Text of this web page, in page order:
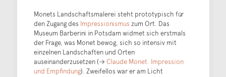
Monets Landschaftsmalerei steht prototypisch für
den Zugang des Impressionismus zum Ort. Das
Museum Barberini in Potsdam widmet sich erstmals
der Frage, was Monet bewog, sich so intensiv mit
einzelnen Landschaften und Orten
auseinanderzusetzen (→ Claude Monet. Impression
und Empfindung). Zweifellos war er am Licht